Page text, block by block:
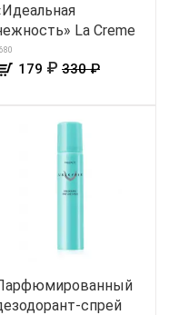
La Creme
179 ₽ 330 ₽
спрей